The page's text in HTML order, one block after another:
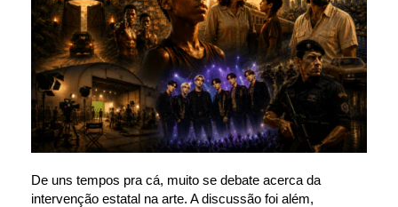
De uns tempos pra cá, muito se debate acerca da
intervenção estatal na arte. A discussão foi além,